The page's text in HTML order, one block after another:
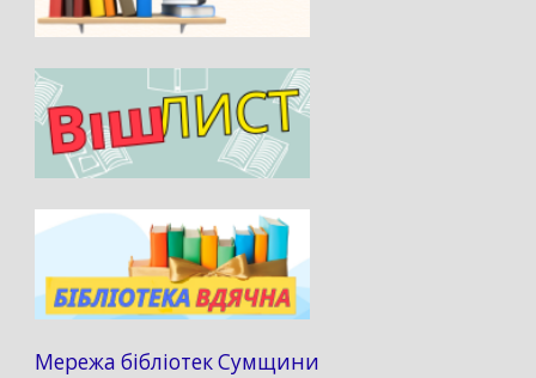
Мережа бібліотек Сумщини